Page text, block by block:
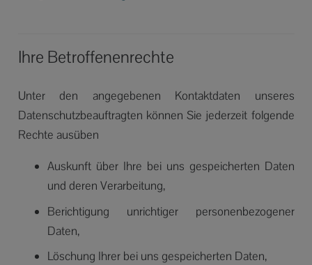
Ihre Betroffenenrechte
Unter den angegebenen Kontaktdaten unseres
Datenschutzbeauftragten können Sie jederzeit folgende
Rechte ausüben
Auskunft über Ihre bei uns gespeicherten Daten
und deren Verarbeitung,
Berichtigung unrichtiger personenbezogener
Daten,
Löschung Ihrer bei uns gespeicherten Daten,